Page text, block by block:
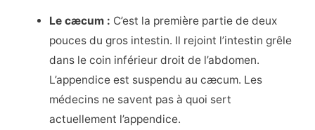
Le cæcum : C’est la première partie de deux
pouces du gros intestin. Il rejoint l’intestin grêle
dans le coin inférieur droit de l’abdomen.
L’appendice est suspendu au cæcum. Les
médecins ne savent pas à quoi sert
actuellement l’appendice.